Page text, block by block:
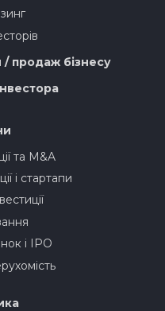
/ продаж бізнесу
та M&A
і стартапи
і IPO